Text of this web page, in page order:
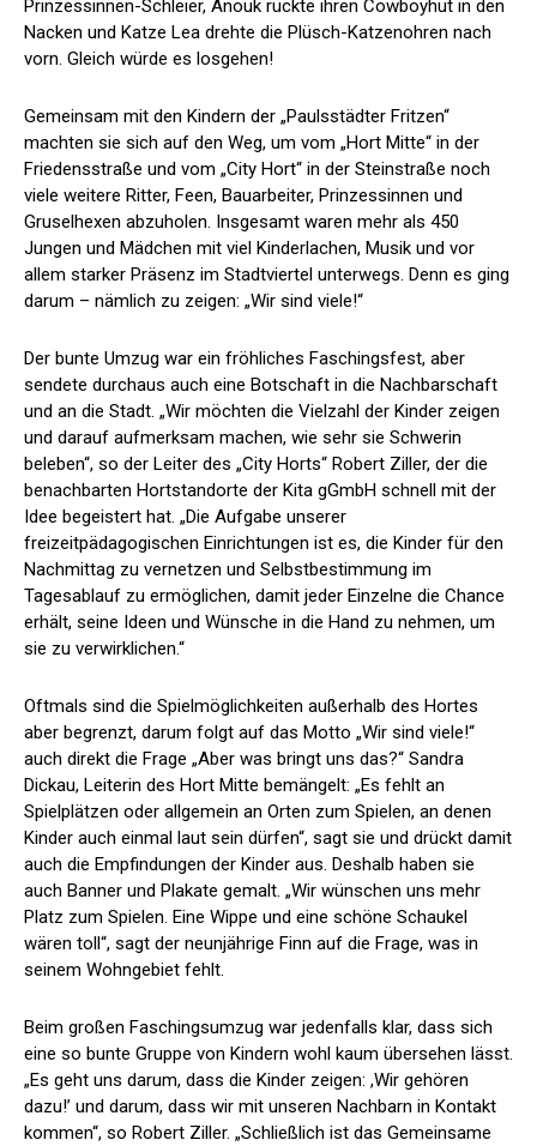
Prinzessinnen-Schleier, Anouk rückte ihren Cowboyhut in den
Nacken und Katze Lea drehte die Plüsch-Katzenohren nach
vorn. Gleich würde es losgehen!
Gemeinsam mit den Kindern der „Paulsstädter Fritzen“
machten sie sich auf den Weg, um vom „Hort Mitte“ in der
Friedensstraße und vom „City Hort“ in der Steinstraße noch
viele weitere Ritter, Feen, Bauarbeiter, Prinzessinnen und
Gruselhexen abzuholen. Insgesamt waren mehr als 450
Jungen und Mädchen mit viel Kinderlachen, Musik und vor
allem starker Präsenz im Stadtviertel unterwegs. Denn es ging
darum – nämlich zu zeigen: „Wir sind viele!“
Der bunte Umzug war ein fröhliches Faschingsfest, aber
sendete durchaus auch eine Botschaft in die Nachbarschaft
und an die Stadt. „Wir möchten die Vielzahl der Kinder zeigen
und darauf aufmerksam machen, wie sehr sie Schwerin
beleben“, so der Leiter des „City Horts“ Robert Ziller, der die
benachbarten Hortstandorte der Kita gGmbH schnell mit der
Idee begeistert hat. „Die Aufgabe unserer
freizeitpädagogischen Einrichtungen ist es, die Kinder für den
Nachmittag zu vernetzen und Selbstbestimmung im
Tagesablauf zu ermöglichen, damit jeder Einzelne die Chance
erhält, seine Ideen und Wünsche in die Hand zu nehmen, um
sie zu verwirklichen.“
Oftmals sind die Spielmöglichkeiten außerhalb des Hortes
aber begrenzt, darum folgt auf das Motto „Wir sind viele!“
auch direkt die Frage „Aber was bringt uns das?“ Sandra
Dickau, Leiterin des Hort Mitte bemängelt: „Es fehlt an
Spielplätzen oder allgemein an Orten zum Spielen, an denen
Kinder auch einmal laut sein dürfen“, sagt sie und drückt damit
auch die Empfindungen der Kinder aus. Deshalb haben sie
auch Banner und Plakate gemalt. „Wir wünschen uns mehr
Platz zum Spielen. Eine Wippe und eine schöne Schaukel
wären toll“, sagt der neunjährige Finn auf die Frage, was in
seinem Wohngebiet fehlt.
Beim großen Faschingsumzug war jedenfalls klar, dass sich
eine so bunte Gruppe von Kindern wohl kaum übersehen lässt.
„Es geht uns darum, dass die Kinder zeigen: ,Wir gehören
dazu!’ und darum, dass wir mit unseren Nachbarn in Kontakt
kommen“, so Robert Ziller. „Schließlich ist das Gemeinsame